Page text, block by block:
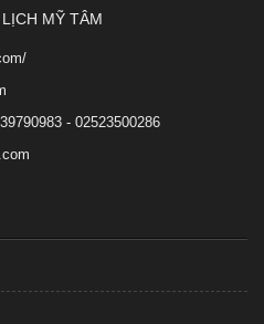
MỸ TÂM
- 02523500286